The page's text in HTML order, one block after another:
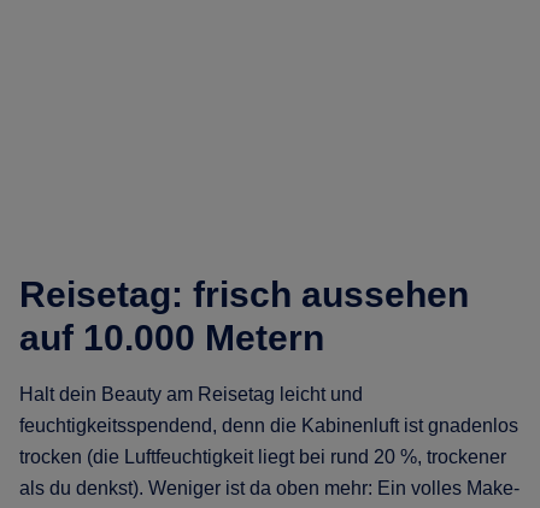
Reisetag: frisch aussehen
auf 10.000 Metern
Halt dein Beauty am Reisetag leicht und
feuchtigkeitsspendend, denn die Kabinenluft ist gnadenlos
trocken (die Luftfeuchtigkeit liegt bei rund 20 %, trockener
als du denkst). Weniger ist da oben mehr: Ein volles Make-